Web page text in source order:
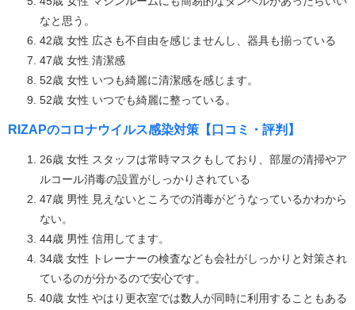
なと思う。
42歳 女性 広さも不自由を感じませんし、器具も揃っている
47歳 女性 清潔感
52歳 女性 いつも綺麗に清潔感を感じます。
52歳 女性 いつでも綺麗に整っている。
RIZAPのコロナウイルス感染対策【口コミ・評判】
26歳 女性 スタッフは常時マスクもしており、部屋の清掃やア
ルコール消毒の設置がしっかりされている
47歳 男性 見えないところでの消毒がどうなっているかわから
ない。
44歳 男性 信用してます。
34歳 女性 トレーナーの検査なども会社がしっかりと対策され
ているのが分かるので安心です。
40歳 女性 やはり更衣室では数人が同時に利用することもある